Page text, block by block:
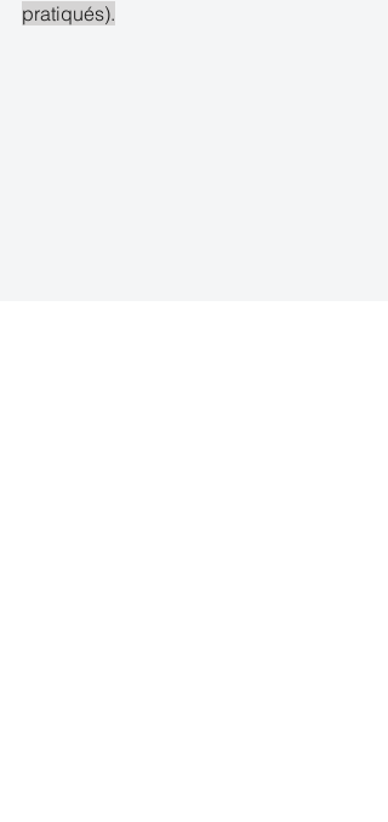
pratiqués).